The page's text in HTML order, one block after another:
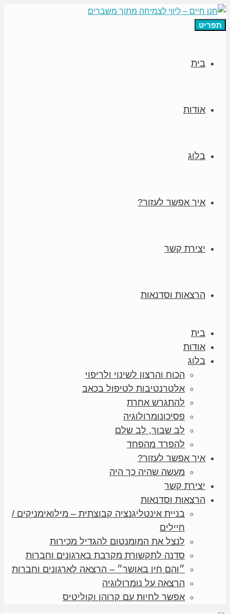
תפריט
בית
אודות
בלוג
איך אפשר לעזור?
יצירת קשר
הרצאות וסדנאות
בית
אודות
בלוג
הכוח והרצון לשינוי ולריפוי
אלטרנטיבות לטיפול בכאב
להתגרש אחרת
פסיכונומרולוגיה
לב שבור, לב שלם
להפרד מהפחד
איך אפשר לעזור?
מעשה שהיה כך היה
יצירת קשר
הרצאות וסדנאות
בניית אינטליגנציה קבוצתית – מילואימניקים /
חיילים
לנצל את המומנטום להגדיל מכירות
סדנה לתקשורת מקרבת בארגונים וחברות
״והם חיו באושר״ – הרצאה לארגונים וחברות
הרצאה על נומרולוגיה
אפשר לחיות עם קרוהן וקוליטיס